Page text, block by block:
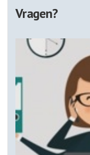
Vragen?